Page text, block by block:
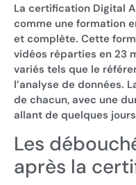
La certification Digital
comme une formation
et complète. Cette
vidéos réparties en 23
variés tels que le
l’analyse de données.
de chacun, avec une
allant de quelques
Les
après la